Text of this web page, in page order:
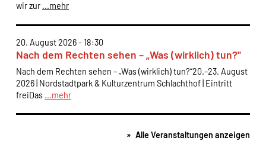
wir zur ...mehr
20. August 2026 - 18:30
Nach dem Rechten sehen – „Was (wirklich) tun?"
Nach dem Rechten sehen – „Was (wirklich) tun?“20.–23. August
2026 | Nordstadtpark & Kulturzentrum Schlachthof | Eintritt
freiDas ...mehr
Alle Veranstaltungen anzeigen